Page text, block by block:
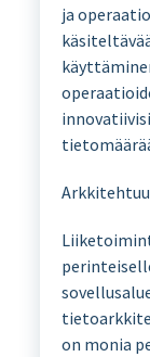
ja
on monia